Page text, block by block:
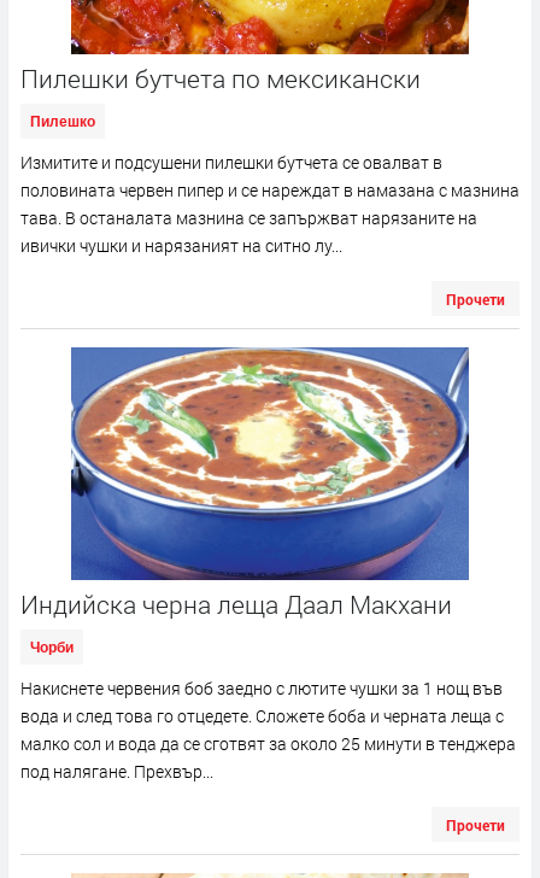
Пилешки бутчета по мексикански
Пилешко
Измитите и подсушени пилешки бутчета се овалват в
половината червен пипер и се нареждат в намазана с мазнина
тава. В останалата мазнина се запържват нарязаните на
ивички чушки и нарязаният на ситно лу...
Прочети
Индийска черна леща Даал Макхани
Чорби
Накиснете червения боб заедно с лютите чушки за 1 нощ във
вода и след това го отцедете. Сложете боба и черната леща с
малко сол и вода да се сготвят за около 25 минути в тенджера
под налягане. Прехвър...
Прочети